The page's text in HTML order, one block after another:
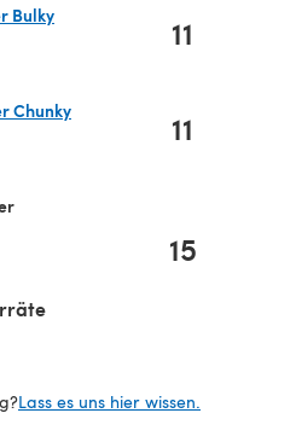
Bulky
11
Chunky
11
15
Lass es uns hier wissen.